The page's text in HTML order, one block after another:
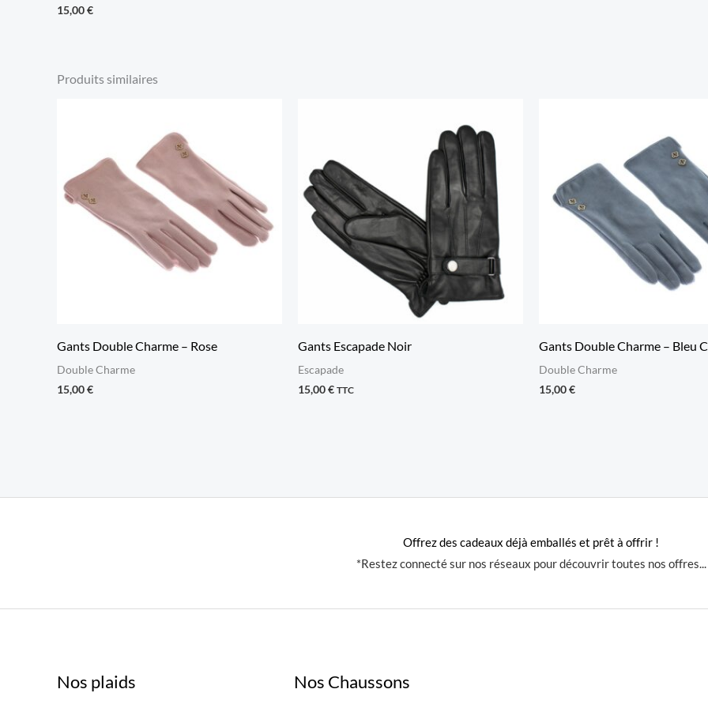
15,00€
Produits similaires
Gants Double Charme – Rose
Double Charme
15,00€
Gants Escapade Noir
Escapade
15,00€ TTC
Gants Double Charme – Bleu
Double Charme
15,00€
Offrez des cadeaux déjà emballés et prêt à offrir !
*Restez connecté sur nos réseaux pour découvrir toutes nos offres...
Nos plaids Nos Chaussons